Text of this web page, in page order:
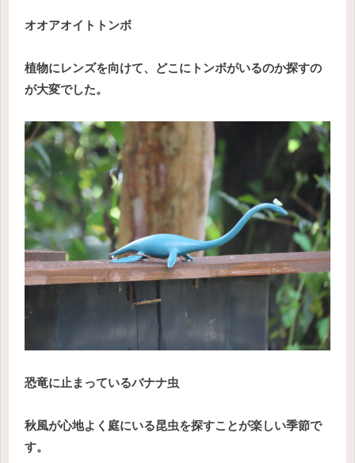
オオアオイトトンボ
植物にレンズを向けて、どこにトンボがいるのか探すの
が大変でした。
恐竜に止まっているバナナ虫
秋風が心地よく庭にいる昆虫を探すことが楽しい季節で
す。